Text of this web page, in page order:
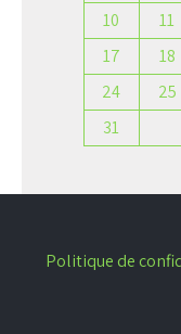
10
11
17
18
24
25
31
Politique de